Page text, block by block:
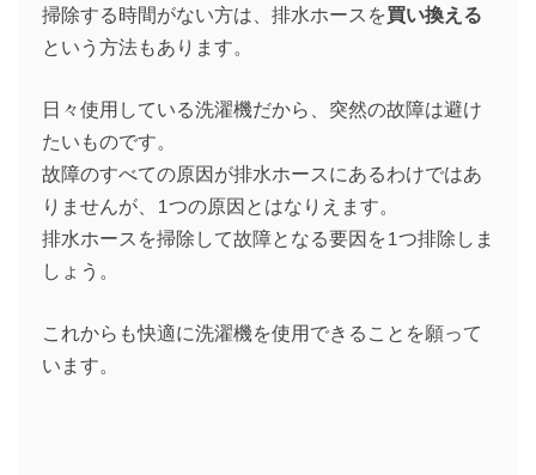
掃除する時間がない方は、排水ホースを買い換える
という方法もあります。
日々使用している洗濯機だから、突然の故障は避け
たいものです。
故障のすべての原因が排水ホースにあるわけではあ
りませんが、1つの原因とはなりえます。
排水ホースを掃除して故障となる要因を1つ排除しま
しょう。
これからも快適に洗濯機を使用できることを願って
います。